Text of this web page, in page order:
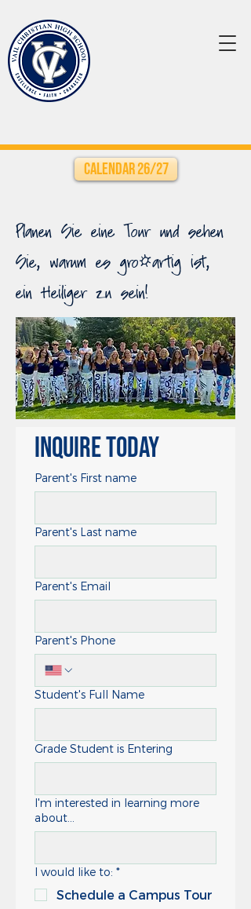
Calendar 26/27
Planen Sie eine Tour und sehen
Sie, warum es großartig ist,
ein Heiliger zu sein!
Inquire Today
Parent's First name
Parent's Last name
Parent's Email
Parent's Phone
Student's Full Name
Grade Student is Entering
I'm interested in learning more
about...
I would like to: *
Schedule a Campus Tour